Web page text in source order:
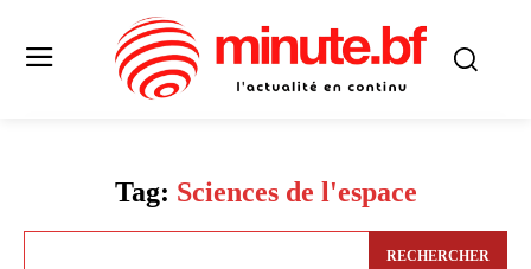
Tag: Sciences de l'espace
RECHERCHER